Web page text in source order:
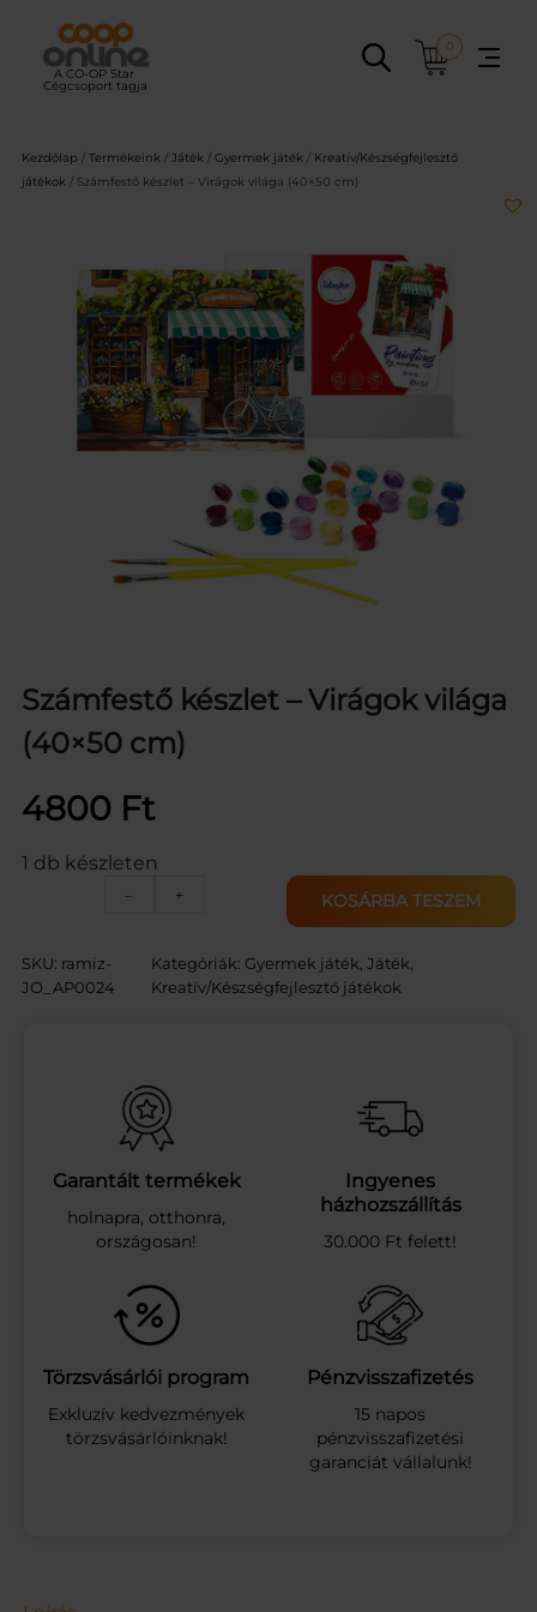
tartalomhoz
0
Kezdőlap / Termékeink / Játék / Gyermek játék / Kreatív/Készségfejlesztő
játékok / Számfestő készlet – Virágok világa (40×50 cm)
Számfestő készlet – Virágok világa
(40×50 cm)
4800 Ft
1 db készleten
–
m
f
k
é
s
z
e
t
V
i
r
á
g
o
k
+ KOSÁRBA TESZEM
SKU: ramiz-
JO_AP0024
Kategóriák: Gyermek játék Játék
Kreatív/Készségfejlesztő játékok
Garantált termékek
holnapra, otthonra,
országosan!
Ingyenes
házhozszállítás
30.000 Ft felett!
Törzsvásárlói program
Exkluzív kedvezmények
törzsvásárlóinknak!
Pénzvisszafizetés
15 napos
pénzvisszafizetési
garanciát vállalunk!